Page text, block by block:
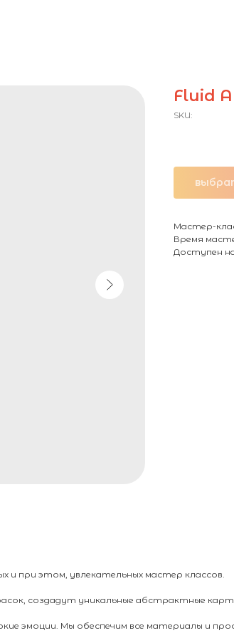
Fluid
SKU:
Мастер-
Время
Доступен
и при этом, увлекательных мастер классов.
создадут уникальные абстрактные
эмоции. Мы обеспечим все материалы и